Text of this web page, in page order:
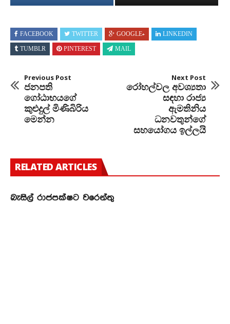
FACEBOOK TWITTER GOOGLE+ LINKEDIN
TUMBLR PINTEREST MAIL
Previous Post
ජනපති
ගෝඨාභයගේ
කුළුදුල් මිණිබිරිය
මෙන්න
Next Post
රෝහල්වල අවශ්‍යතා
සඳහා රාජ්‍ය
ඇමතිනිය
ධනවතුන්ගේ
සහයෝගය ඉල්ලයි
RELATED ARTICLES
බැසිල් රාජපක්ෂට වරෙන්තු